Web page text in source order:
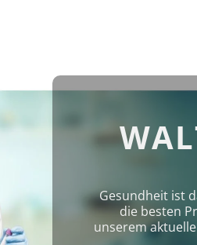
Gesundheit ist
die besten
unserem